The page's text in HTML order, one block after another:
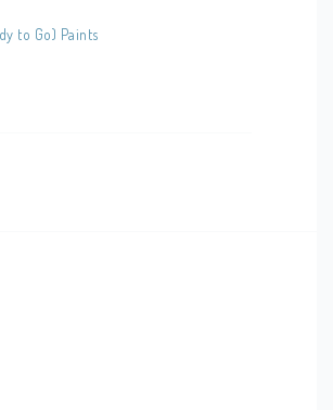
ventilation.
to Go) Paints